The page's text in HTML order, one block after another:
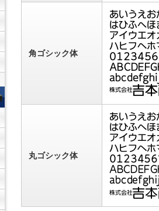
角ゴシック体
丸ゴシック体